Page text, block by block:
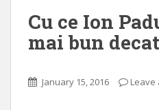
Cu ce Ion
mai bun
January 15, 2016 Leave